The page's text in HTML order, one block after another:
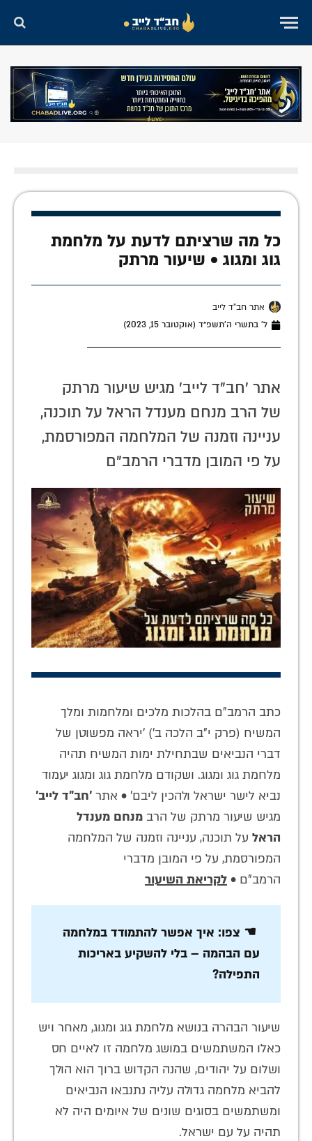
כל מה שרציתם לדעת על מלחמת
גוג ומגוג • שיעור מרתק
אתר חב"ד לייב
ל׳ בתשרי ה׳תשפ״ד (אוקטובר 15, 2023)
אתר 'חב"ד לייב' מגיש שיעור מרתק
של הרב מנחם מענדל הראל על תוכנה,
עניינה וזמנה של המלחמה המפורסמת,
על פי המובן מדברי הרמב"ם
כתב הרמב"ם בהלכות מלכים ומלחמות ומלך
המשיח (פרק י"ב הלכה ב') 'יראה מפשוטן של
דברי הנביאים שבתחילת ימות המשיח תהיה
מלחמת גוג ומגוג. ושקודם מלחמת גוג ומגוג יעמוד
נביא לישר ישראל ולהכין ליבם' • אתר 'חב"ד לייב'
מגיש שיעור מרתק של הרב מנחם מענדל
הראל על תוכנה, עניינה וזמנה של המלחמה
המפורסמת, על פי המובן מדברי
הרמב"ם • לקריאת השיעור
☚ צפו: איך אפשר להתמודד במלחמה
עם הבהמה – בלי להשקיע באריכות
התפילה?
שיעור הבהרה בנושא מלחמת גוג ומגוג, מאחר ויש
כאלו המשתמשים במושג מלחמה זו לאיים חס
ושלום על יהודים, שהנה הקדוש ברוך הוא הולך
להביא מלחמה גדולה עליה נתנבאו הנביאים
ומשתמשים בסוגים שונים של איומים היה לא
תהיה על עם ישראל.